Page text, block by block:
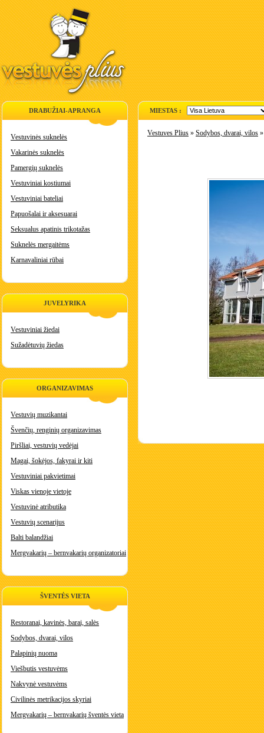
DRABUŽIAI-APRANGA
Vestuvinės suknelės
Vakarinės suknelės
Pamergių suknelės
Vestuviniai kostiumai
Vestuviniai bateliai
Papuošalai ir aksesuarai
Seksualus apatinis trikotažas
Suknelės mergaitėms
Karnavaliniai rūbai
JUVELYRIKA
Vestuviniai žiedai
Sužadėtuvių žiedas
ORGANIZAVIMAS
Vestuvių muzikantai
Švenčių, renginių organizavimas
Piršliai, vestuvių vedėjai
Magai, šokėjos, fakyrai ir kiti
Vestuviniai pakvietimai
Viskas vienoje vietoje
Vestuvinė atributika
Vestuvių scenarijus
Balti balandžiai
Mergvakarių – bernvakarių organizatoriai
ŠVENTĖS VIETA
Restoranai, kavinės, barai, salės
Sodybos, dvarai, vilos
Palapinių nuoma
Viešbutis vestuvėms
Nakvynė vestuvėms
Civilinės metrikacijos skyriai
Mergvakarių – bernvakarių šventės vieta
MIESTAS :
Vestuves Plius » Sodybos, dvarai, vilos